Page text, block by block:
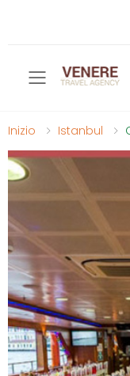
Inizio Istanbul